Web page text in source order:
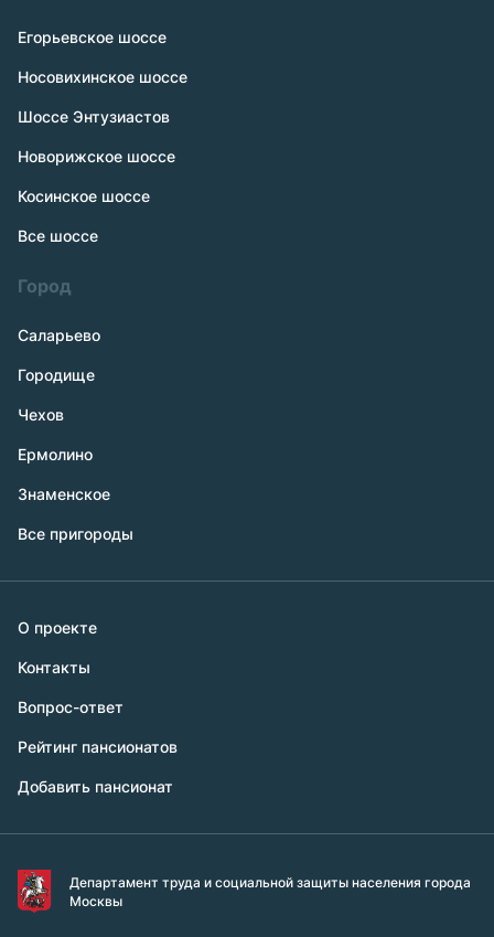
Егорьевское шоссе
Носовихинское шоссе
Шоссе Энтузиастов
Новорижское шоссе
Косинское шоссе
Все шоссе
Город
Саларьево
Городище
Чехов
Ермолино
Знаменское
Все пригороды
О проекте
Контакты
Вопрос-ответ
Рейтинг пансионатов
Добавить пансионат
Департамент труда и социальной защиты населения города
Москвы